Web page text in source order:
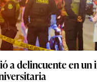
a delincuente en un